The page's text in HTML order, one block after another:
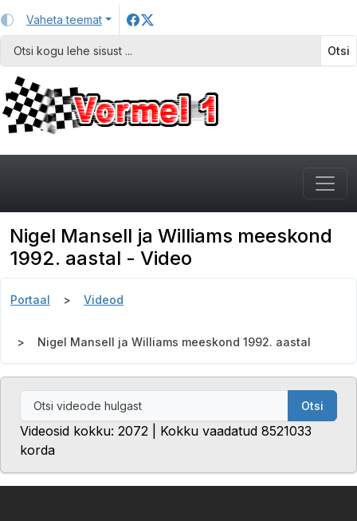
Vaheta teemat
Otsi
Nigel Mansell ja Williams meeskond
1992. aastal - Video
Portaal Videod
Nigel Mansell ja Williams meeskond 1992. aastal
Otsi
Videosid kokku: 2072 | Kokku vaadatud 8521033
korda